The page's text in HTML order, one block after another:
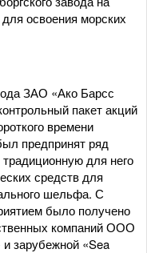
освоения морских
ЗАО «Ако Барсс
пакет акций
времени
предпринят ряд
для него
средств для
шельфа. С
было получено
компаний ООО
зарубежной «Sea